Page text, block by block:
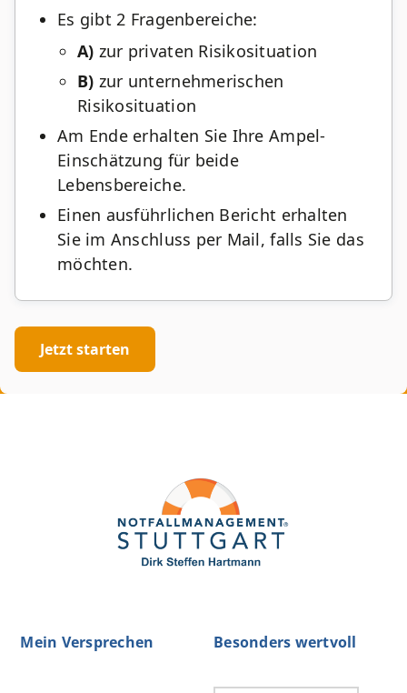
Es gibt 2 Fragenbereiche:
A) zur privaten Risikosituation
B) zur unternehmerischen
Risikosituation
Am Ende erhalten Sie Ihre Ampel-
Einschätzung für beide
Lebensbereiche.
Einen ausführlichen Bericht erhalten
Sie im Anschluss per Mail, falls Sie das
möchten.
Jetzt starten
Mein Versprechen Besonders wertvoll